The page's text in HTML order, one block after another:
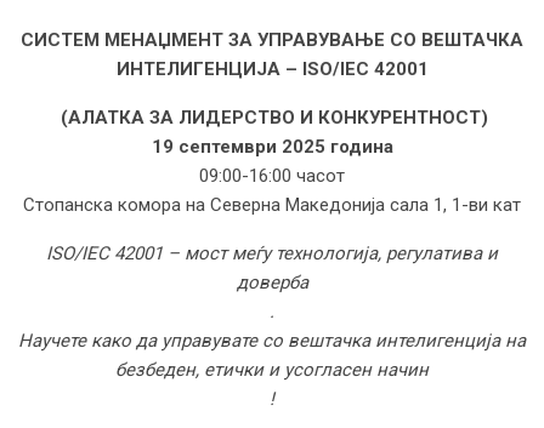
СИСТЕМ МЕНАЏМЕНТ ЗА УПРАВУВАЊЕ СО ВЕШТАЧКА
ИНТЕЛИГЕНЦИЈА – ISO/IEC 42001
(АЛАТКА ЗА ЛИДЕРСТВО И КОНКУРЕНТНОСТ)
19 септември 2025 година
09:00-16:00 часот
Стопанска комора на Северна Македонија сала 1, 1-ви кат
ISO/IEC 42001 – мост меѓу технологија, регулатива и
доверба
.
Научете како да управувате со вештачка интелигенција на
безбеден, етички и усогласен начин
!